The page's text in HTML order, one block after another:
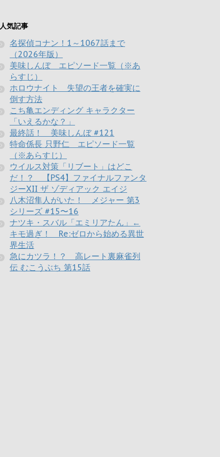
人気記事
名探偵コナン！1～1067話まで
（2026年版）
美味しんぼ エピソード一覧（※あ
らすじ）
ホロウナイト 失望の王者を確実に
倒す方法
こち亀エンディング キャラクター
「いえるかな？」
最終話！ 美味しんぼ #121
特命係長 只野仁 エピソード一覧
（※あらすじ）
ウイルス対策「リブート」はどこ
だ！？ 【PS4】ファイナルファンタ
ジーXII ザ ゾディアック エイジ
八木沼隼人がいた！ メジャー 第3
シリーズ #15〜16
ナツキ・スバル「エミリアたん」←
キモ過ぎ！ Re:ゼロから始める異世
界生活
急にカツラ！？ 高レート裏麻雀列
伝 むこうぶち 第15話